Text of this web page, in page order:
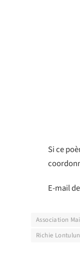
Si ce
E-mail
Association
Richie